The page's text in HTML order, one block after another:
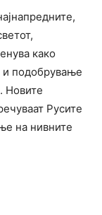
како
и подобрување
Новите
Русите
на нивните